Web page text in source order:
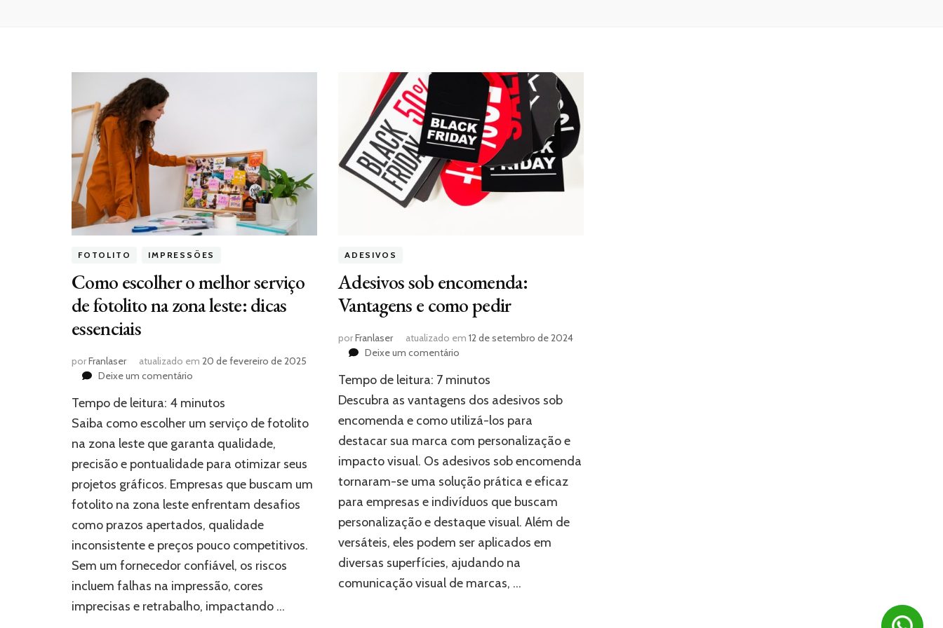
FOTOLITO IMPRESSÕES
Como escolher o melhor serviço
de fotolito na zona leste: dicas
essenciais
porFranlaser atualizado em 20 de fevereiro de 2025
Deixe um comentário
escolher
o
serviço
de
zona
leste:
essenciais
Tempo de leitura: 4 minutos
Saiba como escolher um serviço de fotolito
na zona leste que garanta qualidade,
precisão e pontualidade para otimizar seus
projetos gráficos. Empresas que buscam um
fotolito na zona leste enfrentam desafios
como prazos apertados, qualidade
inconsistente e preços pouco competitivos.
Sem um fornecedor confiável, os riscos
incluem falhas na impressão, cores
imprecisas e retrabalho, impactando …
ADESIVOS
Adesivos sob encomenda:
Vantagens e como pedir
porFranlaser atualizado em 12 de setembro de 2024
Deixe um comentárioem
sob
encomenda:
e
como
pedir
Tempo de leitura: 7 minutos
Descubra as vantagens dos adesivos sob
encomenda e como utilizá-los para
destacar sua marca com personalização e
impacto visual. Os adesivos sob encomenda
tornaram-se uma solução prática e eficaz
para empresas e indivíduos que buscam
personalização e destaque visual. Além de
versáteis, eles podem ser aplicados em
diversas superfícies, ajudando na
comunicação visual de marcas, …